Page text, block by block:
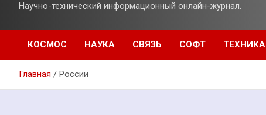
Научно-технический информационный онлайн-журнал.
КОСМОС НАУКА СВЯЗЬ СОФТ ТЕХНИКА
Главная России